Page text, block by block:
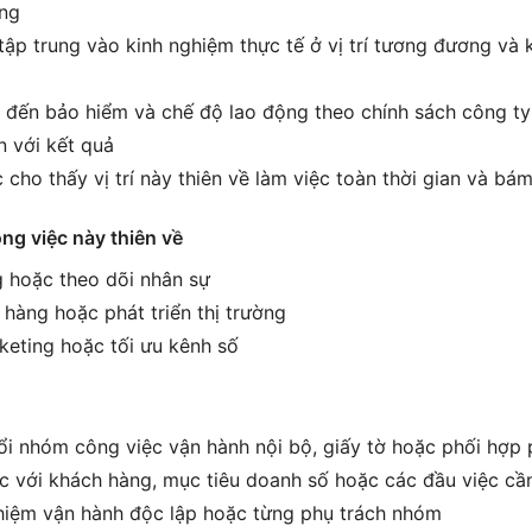
trung vào kinh nghiệm thực tế ở vị trí tương đương và
bảo hiểm và chế độ lao động theo chính sách công
với kết quả
thấy vị trí này thiên về làm việc toàn thời gian và
việc này thiên về
hoặc theo dõi nhân sự
hoặc phát triển thị trường
hoặc tối ưu kênh số
nhóm công việc vận hành nội bộ, giấy tờ hoặc phối hợp
với khách hàng, mục tiêu doanh số hoặc các đầu việc
vận hành độc lập hoặc từng phụ trách nhóm